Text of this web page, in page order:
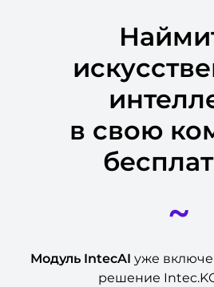
в свою
~
Модуль IntecAI уже
решение